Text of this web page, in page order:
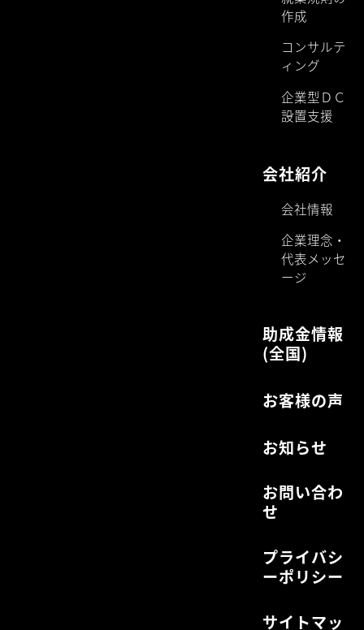
作成
コンサルテ
ィング
企業型ＤＣ
設置支援
会社紹介
会社情報
企業理念・
代表メッセ
ージ
助成金情報
(全国)
お客様の声
お知らせ
お問い合わ
せ
プライバシ
ーポリシー
サイトマッ